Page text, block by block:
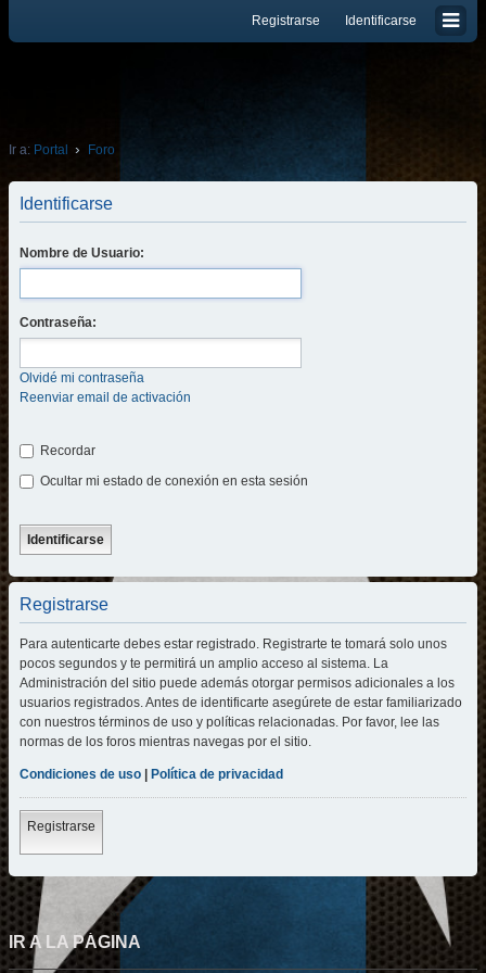
Identificarse
Registrarse
Ir a: Portal Foro
Identificarse
Nombre de Usuario:
Contraseña:
Olvidé mi contraseña
Reenviar email de activación
Recordar
Ocultar mi estado de conexión en esta sesión
Registrarse
Para autenticarte debes estar registrado. Registrarte te tomará solo unos
pocos segundos y te permitirá un amplio acceso al sistema. La
Administración del sitio puede además otorgar permisos adicionales a los
usuarios registrados. Antes de identificarte asegúrete de estar familiarizado
con nuestros términos de uso y políticas relacionadas. Por favor, lee las
normas de los foros mientras navegas por el sitio.
Condiciones de uso Política de privacidad
Registrarse
IR A LA PÁGINA